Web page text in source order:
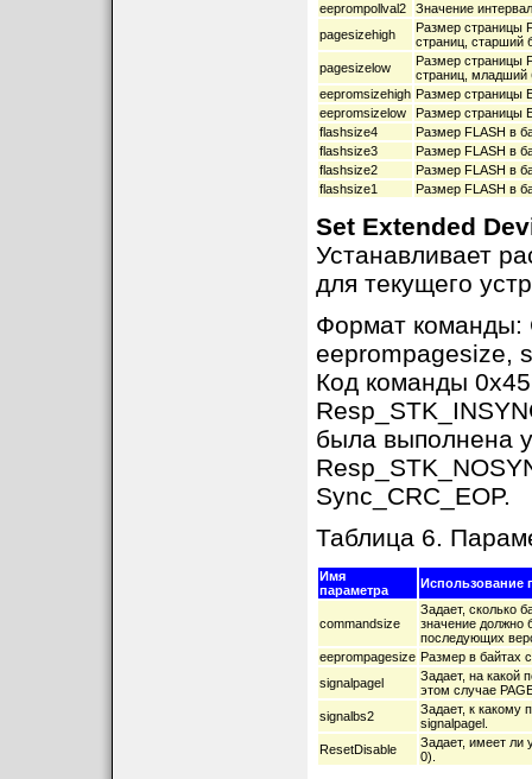
eeprompollval2
Значение
pagesizehigh
Размер страницы
страниц, старший
pagesizelow
Размер страницы
страниц, младший
eepromsizehigh Размер страницы
eepromsizelow
Размер страницы
flashsize4
Размер FLASH в
flashsize3
Размер FLASH в
flashsize2
Размер FLASH в
flashsize1
Размер FLASH в
Set Extended
Устанавливает
для текущего
Формат команды:
eeprompagesize,
Код команды 0x45
была выполнена
Sync_CRC_EOP.
Таблица 6.
Имя
параметра
Использование
commandsize
Задает, сколько
значение должно
последующих
eeprompagesize Размер в байтах
signalpagel
Задает, на какой
этом случае
signalbs2
Задает, к какому
signalpagel.
ResetDisable
Задает, имеет ли
0).